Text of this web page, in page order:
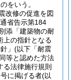
をいう。
改修の促進を図
省告示第184
添「建築物の耐
上の指針となる
」 (以下「耐震
等と認めた方法
法律施行規則
に掲げる者(以